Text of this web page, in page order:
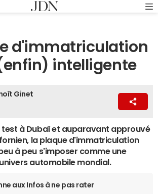
d'immatriculation
intelligente
Ginet
test à Dubaï et auparavant approuvé
la plaque d'immatriculation
à peu s'imposer comme une
automobile mondial.
aux Infos à ne pas rater